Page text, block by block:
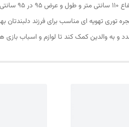
کاور دایره
و به والدین کمک کند تا لوازم و اسباب بازی